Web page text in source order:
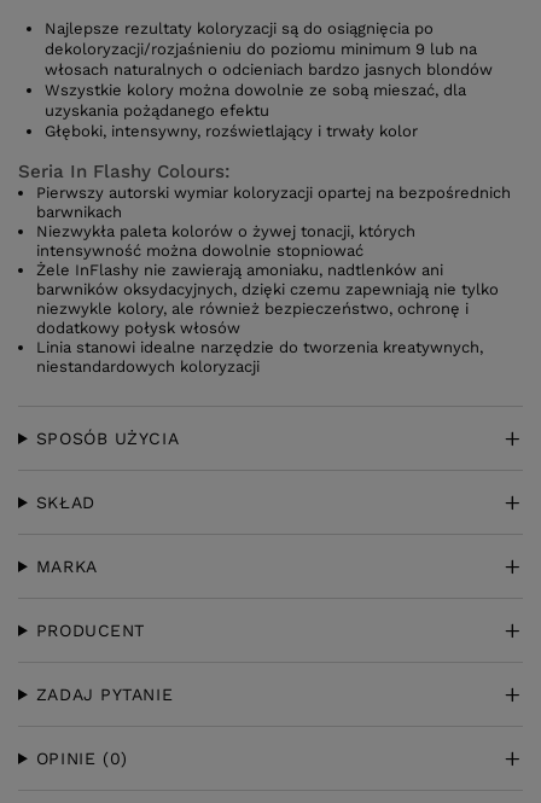
Najlepsze rezultaty koloryzacji są do osiągnięcia po
dekoloryzacji/rozjaśnieniu do poziomu minimum 9 lub na
włosach naturalnych o odcieniach bardzo jasnych blondów
Wszystkie kolory można dowolnie ze sobą mieszać, dla
uzyskania pożądanego efektu
Głęboki, intensywny, rozświetlający i trwały kolor
Seria In Flashy Colours:
Pierwszy autorski wymiar koloryzacji opartej na bezpośrednich
barwnikach
Niezwykła paleta kolorów o żywej tonacji, których
intensywność można dowolnie stopniować
Żele InFlashy nie zawierają amoniaku, nadtlenków ani
barwników oksydacyjnych, dzięki czemu zapewniają nie tylko
niezwykle kolory, ale również bezpieczeństwo, ochronę i
dodatkowy połysk włosów
Linia stanowi idealne narzędzie do tworzenia kreatywnych,
niestandardowych koloryzacji
SPOSÓB UŻYCIA
SKŁAD
MARKA
PRODUCENT
ZADAJ PYTANIE
OPINIE (0)